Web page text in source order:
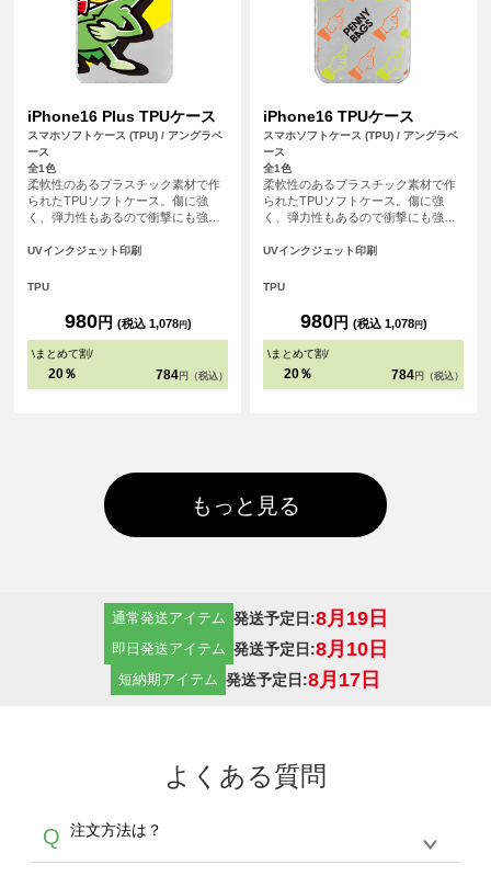
iPhone16 Plus TPUケース
スマホソフトケース (TPU) / アングラベ
ース
全1色
柔軟性のあるプラスチック素材で作
られたTPUソフトケース。傷に強
く、弾力性もあるので衝撃にも強
ます。
UVインクジェット印刷
TPU
980円 (税込 1,078円)
\まとめて割/
20％ 784 円（税込）
iPhone16 TPUケース
スマホソフトケース (TPU) / アングラベ
ース
全1色
柔軟性のあるプラスチック素材で作
られたTPUソフトケース。傷に強
く、弾力性もあるので衝撃にも強
ます。
UVインクジェット印刷
TPU
980円 (税込 1,078円)
\まとめて割/
20％ 784 円（税込）
もっと見る
通常発送アイテム 発送予定日:8月19日
即日発送アイテム 発送予定日:8月10日
短納期アイテム 発送予定日:8月17日
よくある質問
Q 注文方法は？